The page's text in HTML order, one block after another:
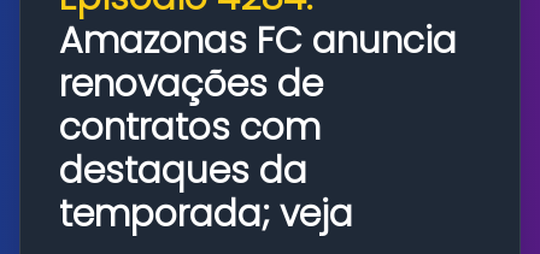
Amazonas FC anuncia
renovações de
contratos com
destaques da
temporada; veja